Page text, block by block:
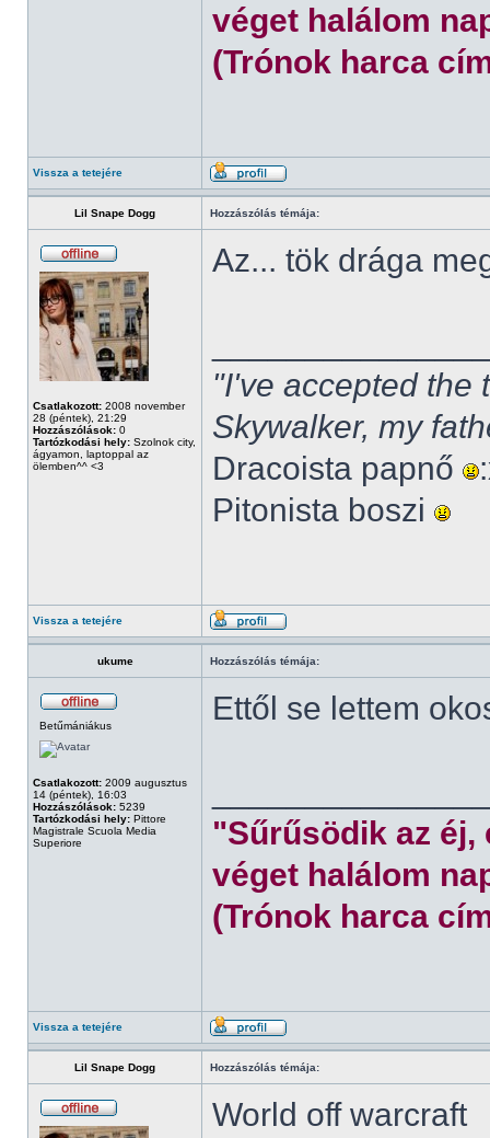
véget halálom
(Trónok harca
Vissza a tetejére
Lil Snape Dogg Hozzászólás témája:
Csatlakozott: 2008 november
28 (péntek), 21:29
Hozzászólások: 0
Tartózkodási hely: Szolnok city,
ágyamon, laptoppal az
ölemben^^ <3
Az... tök drága
"I've accepted the
Skywalker, my
Dracoista papnő
Pitonista boszi
Vissza a tetejére
ukume Hozzászólás témája:
Betűmániákus
Csatlakozott: 2009 augusztus
14 (péntek), 16:03
Hozzászólások: 5239
Tartózkodási hely: Pittore
Magistrale Scuola Media
Superiore
Ettől se lettem
"Sűrűsödik az éj,
véget halálom
(Trónok harca
Vissza a tetejére
Lil Snape Dogg Hozzászólás témája:
World off warcraft